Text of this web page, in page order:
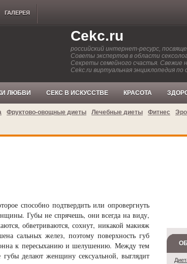
ГАЛЕРЕЯ
Cekc.ru
российский интернет-ресурс,
Советы экспертов в области
Секреты семейного счастья. Свежие
Cekc.ru виртуальная энциклопедия по
ЛЮБВИ СЕКС В ИСКУССТВЕ КРАСОТА
Фруктово-овощные диеты Лечебные диеты Фитнес
способно подтвердить или опровергнуть
Губы не спрячешь, они всегда на виду,
обветриваются, сохнут, никакой макияж
сальных желез, поэтому поверхность губ
к пересыханию и шелушению. Между тем
делают женщину сексуальной, выглядит